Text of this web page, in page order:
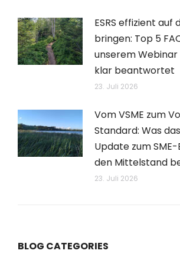
ESRS effizient auf
bringen: Top 5
unserem Webinar
klar beantwortet
23. Juli 2026
Vom VSME zum
Standard: Was
Update zum
den Mittelstand
23. Juli 2026
BLOG CATEGORIES